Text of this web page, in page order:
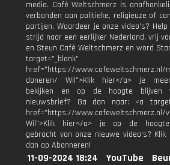
media. Café Weltschmerz is
verbonden aan politieke, religieuze of
partijen. Waardeer je onze video's?
strijd naar een eerlijker Nederland, vrij
en Steun Café Weltschmerz en word
target="_blank"
href="https://www.cafeweltschmerz.nl/
doneren/ Wil">Klik hier</a> je
bekijken en op de hoogte blijven
nieuwsbrief? Ga dan naar: <a
href="https://www.cafeweltschmerz.nl/
Wil">Klik hier</a> je op de
gebracht van onze nieuwe video's? Klik
dan op Abonneren!
11-09-2024 18:24 YouTube